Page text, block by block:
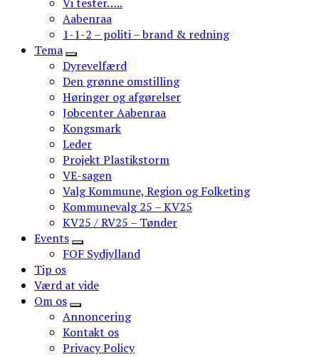
Vi tester…..
Aabenraa
1-1-2 – politi – brand & redning
Tema
Dyrevelfærd
Den grønne omstilling
Høringer og afgørelser
Jobcenter Aabenraa
Kongsmark
Leder
Projekt Plastikstorm
VE-sagen
Valg Kommune, Region og Folketing
Kommunevalg 25 – KV25
KV25 / RV25 – Tønder
Events
FOF Sydjylland
Tip os
Værd at vide
Om os
Annoncering
Kontakt os
Privacy Policy